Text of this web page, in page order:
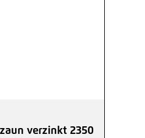
verzinkt 2350